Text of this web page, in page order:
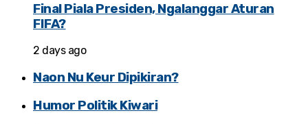
Final Piala Presiden, Ngalanggar Aturan
FIFA?
2 days ago
Naon Nu Keur Dipikiran?
Humor Politik Kiwari